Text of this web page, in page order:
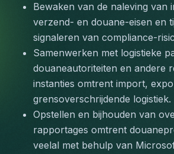
Bewaken van de naleving van
verzend- en douane-eisen en
signaleren van compliance-
Samenwerken met logistieke
douaneautoriteiten en andere
instanties omtrent import,
grensoverschrijdende logistiek.
Opstellen en bijhouden van
rapportages omtrent
veelal met behulp van